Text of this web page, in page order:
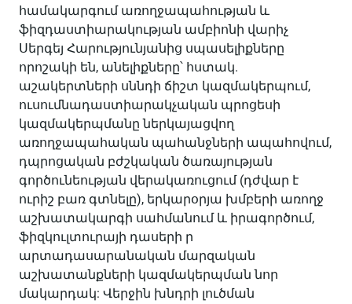
համակարգում առողջապահության և
ֆիզդաստիարակության ամբիոնի վարիչ
Սերգեյ Հարությունյանից սպասելիքները
որոշակի են, անելիքները՝ հստակ.
աշակերտների սննդի ճիշտ կազմակերպում,
ուսումնադաստիարակչական պրոցեսի
կազմակերպմանը ներկայացվող
առողջապահական պահանջների ապահովում,
դպրոցական բժշկական ծառայության
գործունեության վերակառուցում (դժվար է
ուրիշ բառ գտնելը), երկարօրյա խմբերի առողջ
աշխատակարգի սահմանում և իրագործում,
ֆիզկուլտուրայի դասերի ր
արտադասարանական մարզական
աշխատանքների կազմակերպման նոր
մակարդակ: Վերջին խնդրի լուծման